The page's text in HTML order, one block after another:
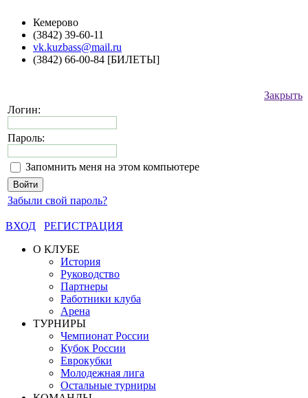
Кемерово
(3842) 39-60-11
vk.kuzbass@mail.ru
(3842) 66-00-84 [БИЛЕТЫ]
Закрыть
Логин:
Пароль:
Запомнить меня на этом компьютере
Забыли свой пароль?
ВХОД
РЕГИСТРАЦИЯ
О КЛУБЕ
История
Руководство
Партнеры
Работники клуба
Арена
ТУРНИРЫ
Чемпионат России
Кубок России
Еврокубки
Молодежная лига
Остальные турниры